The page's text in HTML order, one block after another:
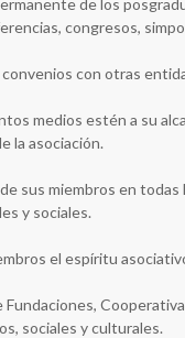
de los
congresos,
con otras
medios estén a su
la asociación.
sus miembros en todas
y sociales.
el espíritu
Fundaciones,
sociales y culturales.